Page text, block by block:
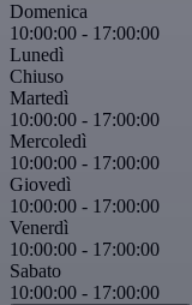
Domenica
10:00:00 - 17:00:00
Lunedì
Chiuso
Martedì
10:00:00 - 17:00:00
Mercoledì
10:00:00 - 17:00:00
Giovedì
10:00:00 - 17:00:00
Venerdì
10:00:00 - 17:00:00
Sabato
10:00:00 - 17:00:00